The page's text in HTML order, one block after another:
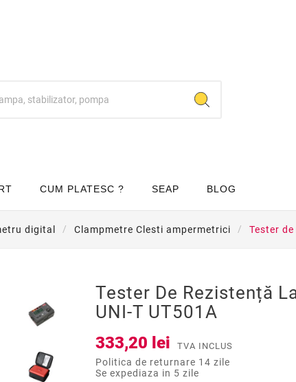
CUM PLATESC ? SEAP BLOG
digital Clampmetre Clesti ampermetrici Tester
Tester De Rezistență
UNI-T UT501A
333,20 lei TVA INCLUS
Politica de returnare 14 zile
Se expediaza in 5 zile